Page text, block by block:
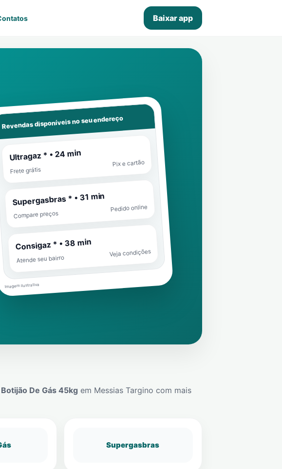
Baixar app
Revendas disponíveis no seu endereço
Ultragaz * • 24 min
Frete grátis
Pix e cartão
Supergasbras * • 31 min
Compare preços
Pedido online
Consigaz * • 38 min
Atende seu bairro
Veja condições
Imagem ilustrativa
Botijão De Gás 45kg em Messias Targino com mais
Supergasbras